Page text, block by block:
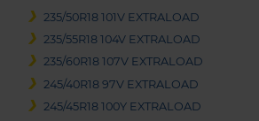
235/50R18 101V EXTRALOAD
235/55R18 104V EXTRALOAD
235/60R18 107V EXTRALOAD
245/40R18 97V EXTRALOAD
245/45R18 100Y EXTRALOAD